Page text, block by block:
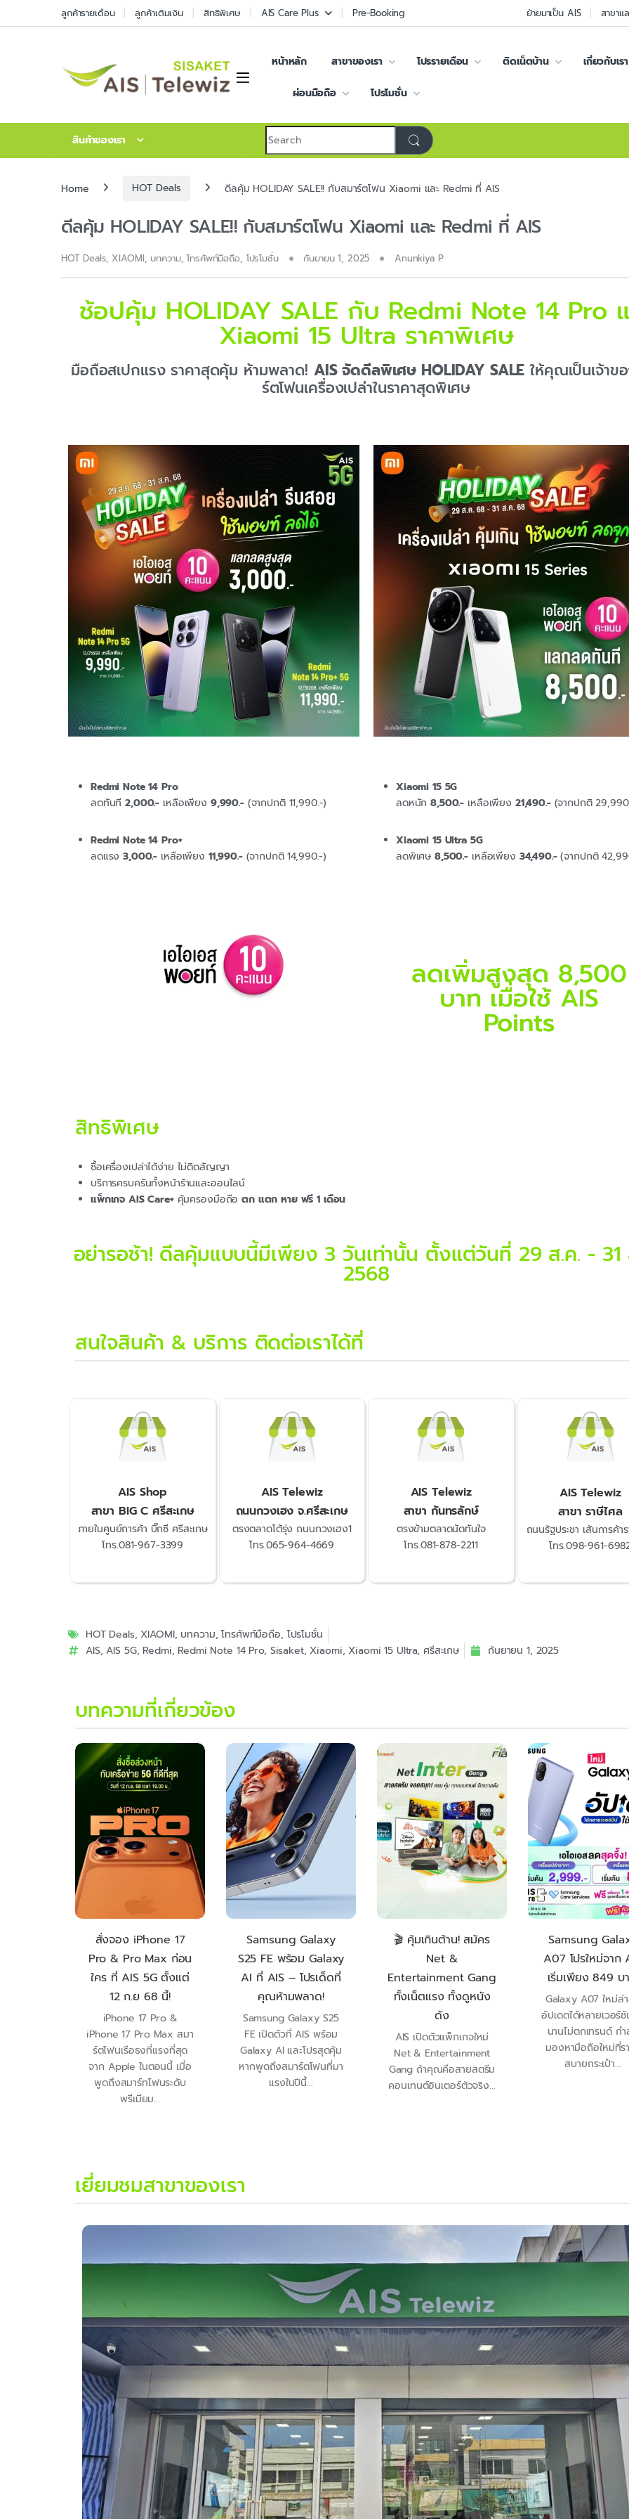
ลูกค้ารายเดือน ลูกค้าเติมเงิน สิทธิพิเศษ AIS Care Plus Pre-Booking ย้ายมาเป็น AIS สาขาแ
หน้าหลัก สาขาของเรา โปรรายเดือน ติดเน็ตบ้าน เกี่ยวกับเรา
ผ่อนมือถือ โปรโมชั่น
สินค้าของเรา
Home HOT Deals ดีลคุ้ม HOLIDAY SALE!! กับสมาร์ตโฟน Xiaomi และ Redmi ที่ AIS
ดีลคุ้ม HOLIDAY SALE!! กับสมาร์ตโฟน Xiaomi และ Redmi ที่ AIS
HOT Deals, XIAOMI, บทความ,โทรศัพท์มือถือ, โปรโมชั่น กันยายน 1, 2025 Anunkiya P
ช้อปคุ้ม HOLIDAY SALE กับ Redmi Note 14 Pro
Xiaomi 15 Ultra ราคาพิเศษ
มือถือสเปกแรง ราคาสุดคุ้ม ห้ามพลาด! AIS จัดดีลพิเศษ HOLIDAY SALE ให้คุณเป็นเจ้าข
ร์ตโฟนเครื่องเปล่าในราคาสุดพิเศษ
Redmi Note 14 Pro
ลดทันที2,000.- เหลือเพียง 9,990.-(จากปกติ 11,990.-)
Redmi Note 14 Pro+
ลดแรง3,000.- เหลือเพียง 11,990.-(จากปกติ 14,990.-)
Xiaomi 15 5G
ลดหนัก8,500.- เหลือเพียง 21,490.-(จากปกติ
Xiaomi 15 Ultra 5G
ลดพิเศษ8,500.- เหลือเพียง 34,490.-(จากปกติ
ลดเพิ่มสูงสุด 8,500
บาท เมื่อใช้ AIS
Points
สิทธิพิเศษ
ซื้อเครื่องเปล่าได้ง่าย ไม่ติดสัญญา
บริการครบครันทั้งหน้าร้านและออนไลน์
แพ็กเกจ AIS Care+คุ้มครองมือถือตก แตก หาย ฟรี 1 เดือน
อย่ารอช้า! ดีลคุ้มแบบนี้มีเพียง 3 วันเท่านั้น ตั้งแต่วันที่ 29 ส.ค. - 31
2568
สนใจสินค้า & บริการ ติดต่อเราได้ที่
AIS Shop
สาขา BIG C ศรีสะเกษ
ภายในศูนย์การค้า บิ๊กซี ศรีสะเกษ
โทร.081-967-3399
AIS Telewiz
ถนนกวงเฮง จ.ศรีสะเกษ
ตรงตลาดโต้รุ่ง ถนนกวงเฮง1
โทร.065-964-4669
AIS Telewiz
สาขา กันทรลักษ์
ตรงข้ามตลาดนัดทันใจ
โทร.081-878-2211
AIS Telewiz
สาขา ราษีไศล
ถนนรัฐประชา เส้นการค้า
โทร.098-961-
HOT Deals, XIAOMI, บทความ,โทรศัพท์มือถือ, โปรโมชั่น
AIS,AIS 5G, Redmi, Redmi Note 14 Pro, Sisaket, Xiaomi, Xiaomi 15 Ultra, ศรีสะเกษ กันยายน 1, 2025
บทความที่เกี่ยวข้อง
สั่งจอง iPhone 17
Pro & Pro Max ก่อน
ใคร ที่ AIS 5G ตั้งแต่
12 ก.ย 68 นี้!
iPhone 17 Pro &
iPhone 17 Pro Max สมา
ร์ตโฟนเรือธงที่แรงที่สุด
จาก Apple ในตอนนี้ เมื่อ
พูดถึงสมาร์ทโฟนระดับ
พรีเมียม...
Samsung Galaxy
S25 FE พร้อม Galaxy
AI ที่ AIS – โปรเด็ดที่
คุณห้ามพลาด!
Samsung Galaxy S25
FE เปิดตัวที่ AIS พร้อม
Galaxy AI และโปรสุดคุ้ม
หากพูดถึงสมาร์ตโฟนที่มา
แรงในปีนี้...
🎬 คุ้มเกินต้าน! สมัคร
Net &
Entertainment Gang
ทั้งเน็ตแรง ทั้งดูหนัง
ดัง
AIS เปิดตัวแพ็กเกจใหม่
Net & Entertainment
Gang ถ้าคุณคือสายสตรีม
คอนเทนต์อินเตอร์ตัวจริง...
Samsung
A07 โปรใหม่จาก
เริ่มเพียง 849 บ
Galaxy A07 ใหม่ล่
อัปเดตได้หลายเวอร์ชั
นานไม่ตกเทรนด์ ก
มองหามือถือใหม่ที่ร
สบายกระเป๋า...
เยี่ยมชมสาขาของเรา